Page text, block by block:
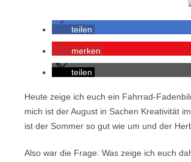
teilen
merken
teilen
Heute zeige ich euch ein Fahrrad-
mich ist der August in Sachen Kreativität
ist der Sommer so gut wie um und der
Also war die Frage: Was zeige ich euch